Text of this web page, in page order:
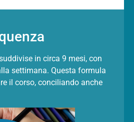
in circa 9 mesi, con
settimana. Questa formula
il corso, conciliando anche